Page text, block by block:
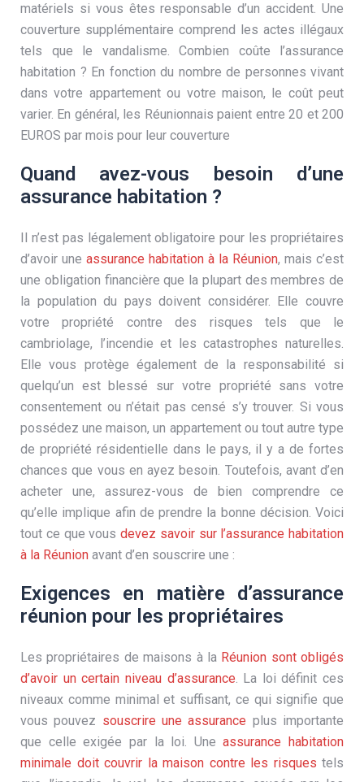
matériels si vous êtes responsable d’un accident. Une
couverture supplémentaire comprend les actes illégaux
tels que le vandalisme. Combien coûte l’assurance
habitation ? En fonction du nombre de personnes vivant
dans votre appartement ou votre maison, le coût peut
varier. En général, les Réunionnais paient entre 20 et 200
EUROS par mois pour leur couverture
Quand avez-vous besoin d’une
assurance habitation ?
Il n’est pas légalement obligatoire pour les propriétaires
d’avoir une assurance habitation à la Réunion, mais c’est
une obligation financière que la plupart des membres de
la population du pays doivent considérer. Elle couvre
votre propriété contre des risques tels que le
cambriolage, l’incendie et les catastrophes naturelles.
Elle vous protège également de la responsabilité si
quelqu’un est blessé sur votre propriété sans votre
consentement ou n’était pas censé s’y trouver. Si vous
possédez une maison, un appartement ou tout autre type
de propriété résidentielle dans le pays, il y a de fortes
chances que vous en ayez besoin. Toutefois, avant d’en
acheter une, assurez-vous de bien comprendre ce
qu’elle implique afin de prendre la bonne décision. Voici
tout ce que vous devez savoir sur l’assurance habitation
à la Réunion avant d’en souscrire une :
Exigences en matière d’assurance
réunion pour les propriétaires
Les propriétaires de maisons à la Réunion sont obligés
d’avoir un certain niveau d’assurance. La loi définit ces
niveaux comme minimal et suffisant, ce qui signifie que
vous pouvez souscrire une assurance plus importante
que celle exigée par la loi. Uneassurance habitation
minimale doit couvrir la maison contre les risques tels